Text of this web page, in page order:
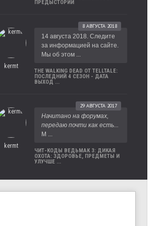
ПРЕДЫСТОРИИ
kermt
8 АВГУСТА 2018
14 августа 2018. Следите
за информацией на сайте.
Мы об этом ...
THE WALKING DEAD ОТ TELLTALE:
ПОСЛЕДНИЙ 4 СЕЗОН - ДАТА
ВЫХОД ...
kermt
29 АВГУСТА 2017
Начитано на форумах,
передаю почти как есть...
М ...
ЧИТ-КОДЫ ВЕДЬМАК 3: ДИКАЯ
ОХОТА: ЗДОРОВЬЕ, ПРЕДМЕТЫ И
УЛУЧШЕ ...